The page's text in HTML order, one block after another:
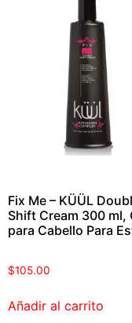
Fix Me – KÜÜL
Shift Cream 300 ml,
para Cabello Para
$105.00
Añadir al carrito